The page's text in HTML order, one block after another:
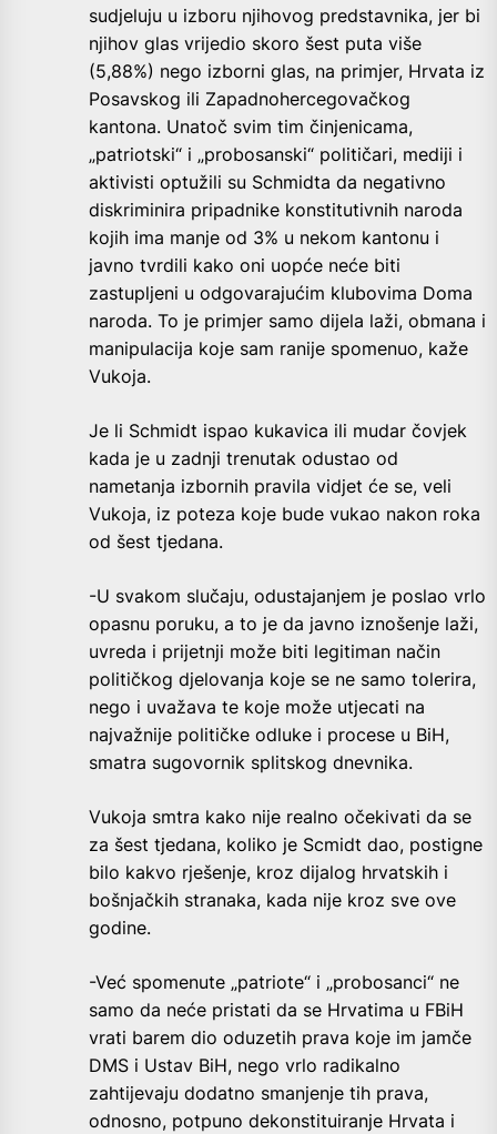
sudjeluju u izboru njihovog predstavnika, jer bi
njihov glas vrijedio skoro šest puta više
(5,88%) nego izborni glas, na primjer, Hrvata iz
Posavskog ili Zapadnohercegovačkog
kantona. Unatoč svim tim činjenicama,
„patriotski“ i „probosanski“ političari, mediji i
aktivisti optužili su Schmidta da negativno
diskriminira pripadnike konstitutivnih naroda
kojih ima manje od 3% u nekom kantonu i
javno tvrdili kako oni uopće neće biti
zastupljeni u odgovarajućim klubovima Doma
naroda. To je primjer samo dijela laži, obmana i
manipulacija koje sam ranije spomenuo, kaže
Vukoja.
Je li Schmidt ispao kukavica ili mudar čovjek
kada je u zadnji trenutak odustao od
nametanja izbornih pravila vidjet će se, veli
Vukoja, iz poteza koje bude vukao nakon roka
od šest tjedana.
-U svakom slučaju, odustajanjem je poslao vrlo
opasnu poruku, a to je da javno iznošenje laži,
uvreda i prijetnji može biti legitiman način
političkog djelovanja koje se ne samo tolerira,
nego i uvažava te koje može utjecati na
najvažnije političke odluke i procese u BiH,
smatra sugovornik splitskog dnevnika.
Vukoja smtra kako nije realno očekivati da se
za šest tjedana, koliko je Scmidt dao, postigne
bilo kakvo rješenje, kroz dijalog hrvatskih i
bošnjačkih stranaka, kada nije kroz sve ove
godine.
-Već spomenute „patriote“ i „probosanci“ ne
samo da neće pristati da se Hrvatima u FBiH
vrati barem dio oduzetih prava koje im jamče
DMS i Ustav BiH, nego vrlo radikalno
zahtijevaju dodatno smanjenje tih prava,
odnosno, potpuno dekonstituiranje Hrvata i